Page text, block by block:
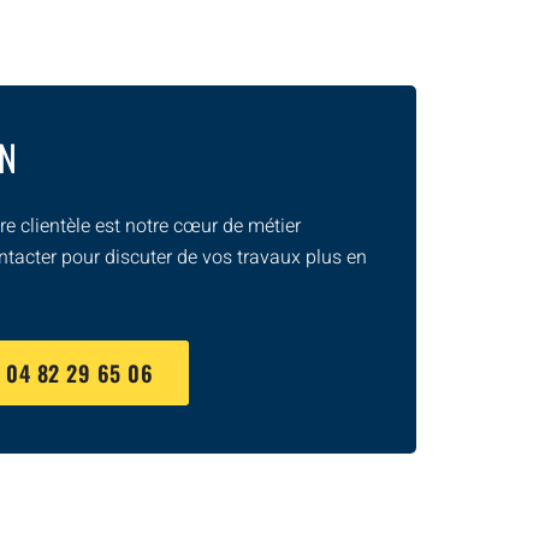
clientèle est notre cœur de métier
pour discuter de vos travaux plus en
04 82 29 65 06